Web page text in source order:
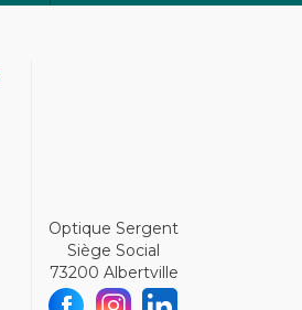
Optique Sergent
Siège Social
73200 Albertville